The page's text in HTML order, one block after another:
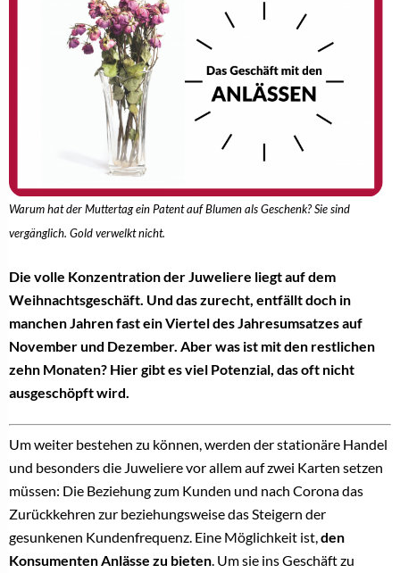
Warum hat der Muttertag ein Patent auf Blumen als Geschenk? Sie sind
vergänglich. Gold verwelkt nicht.
Die volle Konzentration der Juweliere liegt auf dem
Weihnachtsgeschäft. Und das zurecht, entfällt doch in
manchen Jahren fast ein Viertel des Jahresumsatzes auf
November und Dezember. Aber was ist mit den restlichen
zehn Monaten? Hier gibt es viel Potenzial, das oft nicht
ausgeschöpft wird.
Um weiter bestehen zu können, werden der stationäre Handel
und besonders die Juweliere vor allem auf zwei Karten setzen
müssen: Die Beziehung zum Kunden und nach Corona das
Zurückkehren zur beziehungsweise das Steigern der
gesunkenen Kundenfrequenz. Eine Möglichkeit ist, den
Konsumenten Anlässe zu bieten . Um sie ins Geschäft zu